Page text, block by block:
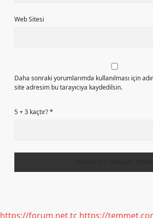
Web Sitesi
Daha sonraki yorumlarımda kullanılması için
site adresim bu tarayıcıya kaydedilsin.
5 + 3 kaçtır?*
https://forum.net.tc https://